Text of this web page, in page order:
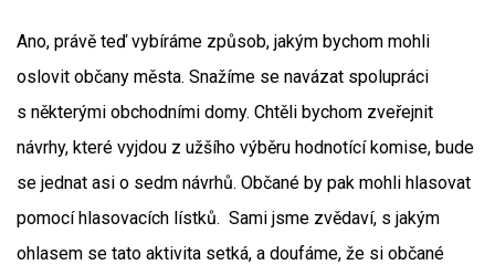
Ano, právě teď vybíráme způsob, jakým bychom mohli
oslovit občany města. Snažíme se navázat spolupráci
s některými obchodními domy. Chtěli bychom zveřejnit
návrhy, které vyjdou z užšího výběru hodnotící komise, bude
se jednat asi o sedm návrhů. Občané by pak mohli hlasovat
pomocí hlasovacích lístků. Sami jsme zvědaví, s jakým
ohlasem se tato aktivita setká, a doufáme, že si občané